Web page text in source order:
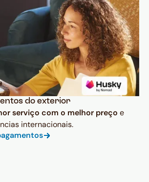
do exterior
serviço com o melhor preço e
internacionais.